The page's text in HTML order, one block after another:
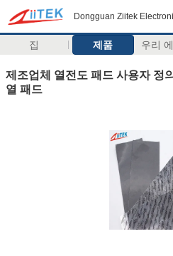
Dongguan Ziitek
집 제품 우리
제조업체 열전도 패드 사용자 정
열 패드